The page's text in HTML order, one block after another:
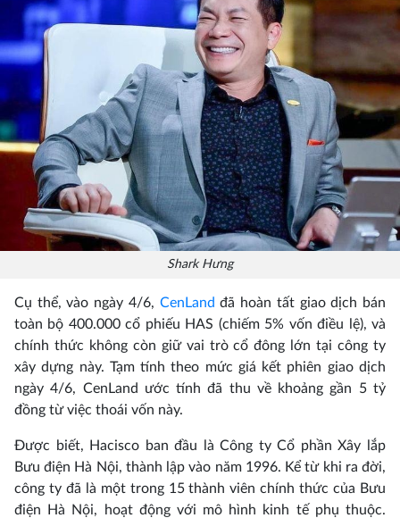
Shark Hưng
Cụ thể, vào ngày 4/6, CenLand đã hoàn tất giao dịch bán
toàn bộ 400.000 cổ phiếu HAS (chiếm 5% vốn điều lệ), và
chính thức không còn giữ vai trò cổ đông lớn tại công ty
xây dựng này. Tạm tính theo mức giá kết phiên giao dịch
ngày 4/6, CenLand ước tính đã thu về khoảng gần 5 tỷ
đồng từ việc thoái vốn này.
Được biết, Hacisco ban đầu là Công ty Cổ phần Xây lắp
Bưu điện Hà Nội, thành lập vào năm 1996. Kể từ khi ra đời,
công ty đã là một trong 15 thành viên chính thức của Bưu
điện Hà Nội, hoạt động với mô hình kinh tế phụ thuộc.